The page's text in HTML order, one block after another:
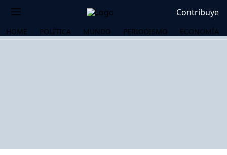
Contribuye
HOME POLÍTICA MUNDO PERIODISMO ECONOMÍA